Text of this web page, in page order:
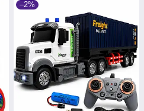
–2%